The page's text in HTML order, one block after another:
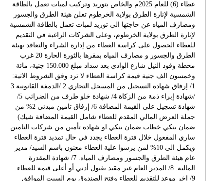
عطاء (6) للعام 2025م والخاص بتوريد وتركيب لمبات تعمل بالطاقة
الشمسية لإنارة الطرق بولاية الخرطوم تعلن هيئة الطرق والجسور
ومصارف المياه عن حاجتها الي توريد لمبات تعمل بالطاقة الشمسية
لإنارة الطرق بولاية الخرطوم، وعلى الشركات الراغبة في التقديم
للعطاء الحصول على كراسة العطاء من إدارة الشراء والتعاقد بهيئة
الطرق والجسور و مصارف المياه بمقرها بالثورة الحارة 20 غرب
محطة وقود النيل شارع الوادي بعد سداد مبلغ 150.000 جنية، مائة
وخمسون الف جنية قيمة كراسة العطاء لا ترد وفق الشروط الاتية:
1/ إرفاق شهادة التسجيل من المسجل التجاري 2 /الدمغة القانونية 3
/شهادة إبراء ذمة من الزكاة 4/ شهادة خلو طرف من الضرائب 5/
شهادة تسجيل على القيمة المضافة 6/ إرفاق تامين مبدئي 2% من
جملة العرض المالي المقدم للعطاء شامل القيمة المضافة شيك)
ضمان بنكي خطاب ضمان بنكي او شهادة تأمين من شركات التامين
ساري المفعول خلال فترة العطاء يجدد في حال تمديد فترة العطاء
ويكمل الى 10% لمن يرسوا علية العطاء معنون باسم السيد/ مدير
عام هيئة الطرق والجسور ومصارف المياه. 7/ شهادة المقدرة
المالية. 8/ المدير العام غير مقيد بقبول أدني أو أعلى قيمة للعطاء.
9/ اخر موعد للتقديم للعطاء وفتح الصندوق يوم السبت الموافق